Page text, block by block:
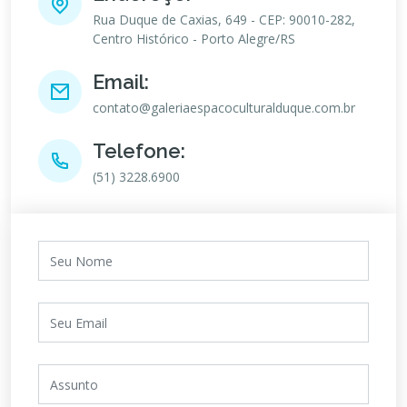
Rua Duque de Caxias, 649 - CEP: 90010-282,
Centro Histórico - Porto Alegre/RS
Email:
contato@galeriaespacoculturalduque.com.br
Telefone:
(51) 3228.6900